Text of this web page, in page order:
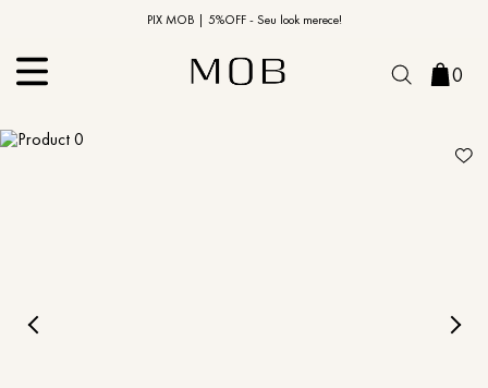
PIX MOB | 5%OFF - Seu look merece!
10% OFF na primeira compra | Cupom: BEMVINDO10*
0